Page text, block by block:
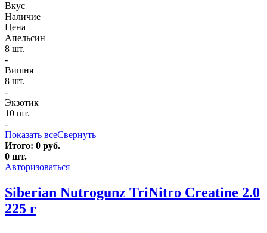
Вкус
Наличие
Цена
Апельсин
8 шт.
-
Вишня
8 шт.
-
Экзотик
10 шт.
-
Показать всеСвернуть
Итого: 0 руб.
0 шт.
Авторизоваться
Siberian Nutrogunz TriNitro Creatine 2.0
225 г